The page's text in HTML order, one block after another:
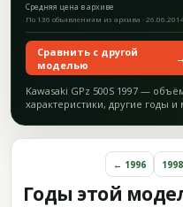
Средняя цена в архиве
По 136 объявлениям из архива ·
Сравнить с другой
моделью
→
Kawasaki GPz 500S 1997 —
характеристики, другие годы
Годы этой
← 1996